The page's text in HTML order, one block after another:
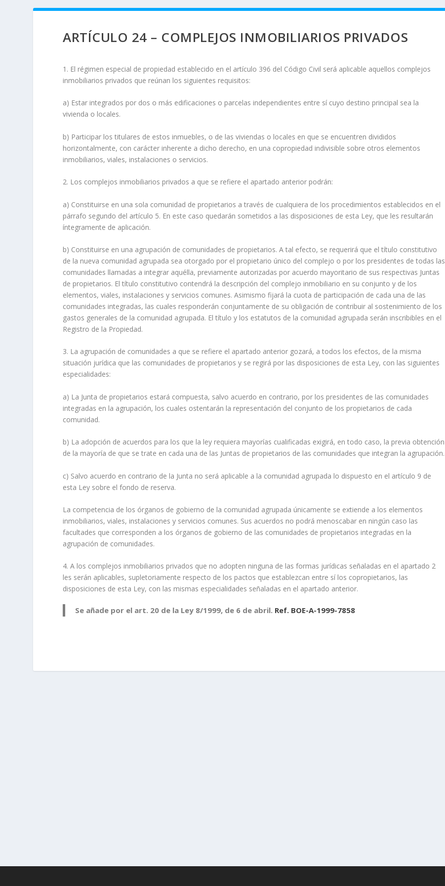
ARTÍCULO 24 – COMPLEJOS INMOBILIARIOS PRIVADOS
1. El régimen especial de propiedad establecido en el artículo 396 del Código Civil será aplicable aquellos complejos
inmobiliarios privados que reúnan los siguientes requisitos:
a) Estar integrados por dos o más edificaciones o parcelas independientes entre sí cuyo destino principal sea la
vivienda o locales.
b) Participar los titulares de estos inmuebles, o de las viviendas o locales en que se encuentren divididos
horizontalmente, con carácter inherente a dicho derecho, en una copropiedad indivisible sobre otros elementos
inmobiliarios, viales, instalaciones o servicios.
2. Los complejos inmobiliarios privados a que se refiere el apartado anterior podrán:
a) Constituirse en una sola comunidad de propietarios a través de cualquiera de los procedimientos establecidos en el
párrafo segundo del artículo 5. En este caso quedarán sometidos a las disposiciones de esta Ley, que les resultarán
íntegramente de aplicación.
b) Constituirse en una agrupación de comunidades de propietarios. A tal efecto, se requerirá que el título constitutivo
de la nueva comunidad agrupada sea otorgado por el propietario único del complejo o por los presidentes de todas las
comunidades llamadas a integrar aquélla, previamente autorizadas por acuerdo mayoritario de sus respectivas Juntas
de propietarios. El título constitutivo contendrá la descripción del complejo inmobiliario en su conjunto y de los
elementos, viales, instalaciones y servicios comunes. Asimismo fijará la cuota de participación de cada una de las
comunidades integradas, las cuales responderán conjuntamente de su obligación de contribuir al sostenimiento de los
gastos generales de la comunidad agrupada. El título y los estatutos de la comunidad agrupada serán inscribibles en el
Registro de la Propiedad.
3. La agrupación de comunidades a que se refiere el apartado anterior gozará, a todos los efectos, de la misma
situación jurídica que las comunidades de propietarios y se regirá por las disposiciones de esta Ley, con las siguientes
especialidades:
a) La Junta de propietarios estará compuesta, salvo acuerdo en contrario, por los presidentes de las comunidades
integradas en la agrupación, los cuales ostentarán la representación del conjunto de los propietarios de cada
comunidad.
b) La adopción de acuerdos para los que la ley requiera mayorías cualificadas exigirá, en todo caso, la previa obtención
de la mayoría de que se trate en cada una de las Juntas de propietarios de las comunidades que integran la agrupación.
c) Salvo acuerdo en contrario de la Junta no será aplicable a la comunidad agrupada lo dispuesto en el artículo 9 de
esta Ley sobre el fondo de reserva.
La competencia de los órganos de gobierno de la comunidad agrupada únicamente se extiende a los elementos
inmobiliarios, viales, instalaciones y servicios comunes. Sus acuerdos no podrá menoscabar en ningún caso las
facultades que corresponden a los órganos de gobierno de las comunidades de propietarios integradas en la
agrupación de comunidades.
4. A los complejos inmobiliarios privados que no adopten ninguna de las formas jurídicas señaladas en el apartado 2
les serán aplicables, supletoriamente respecto de los pactos que establezcan entre sí los copropietarios, las
disposiciones de esta Ley, con las mismas especialidades señaladas en el apartado anterior.
Se añade por el art. 20 de la Ley 8/1999, de 6 de abril. Ref. BOE-A-1999-7858